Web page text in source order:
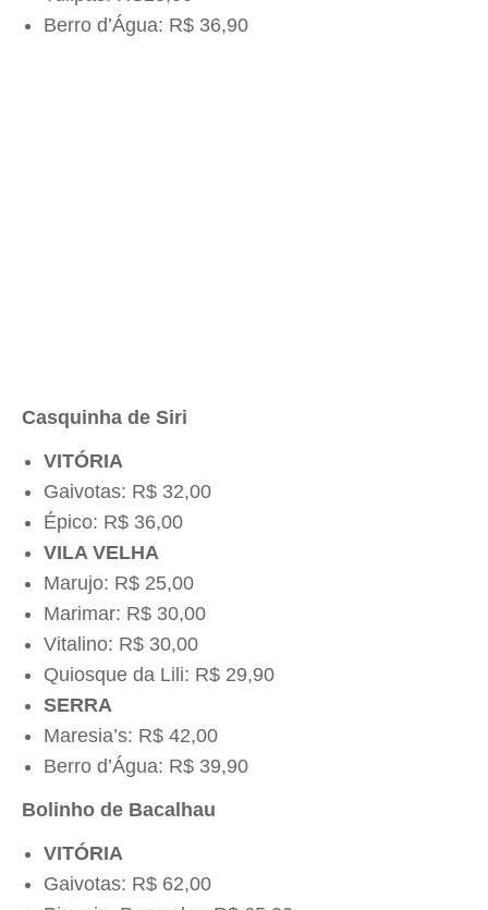
Berro d’Água: R$ 36,90
Casquinha de Siri
VITÓRIA
Gaivotas: R$ 32,00
Épico: R$ 36,00
VILA VELHA
Marujo: R$ 25,00
Marimar: R$ 30,00
Vitalino: R$ 30,00
Quiosque da Lili: R$ 29,90
SERRA
Maresia’s: R$ 42,00
Berro d’Água: R$ 39,90
Bolinho de Bacalhau
VITÓRIA
Gaivotas: R$ 62,00